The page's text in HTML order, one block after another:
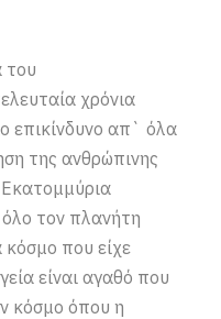
του
χρόνια
επικίνδυνο απ` όλα
της ανθρώπινης
τον πλανήτη
που είχε
είναι αγαθό που
κόσμο όπου η